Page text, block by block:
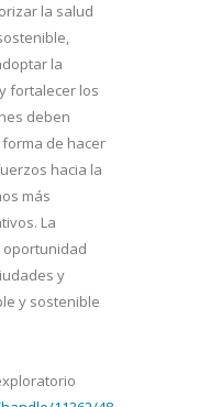
la salud
la
fortalecer los
deben
de hacer
hacia la
más
La
y
y sostenible